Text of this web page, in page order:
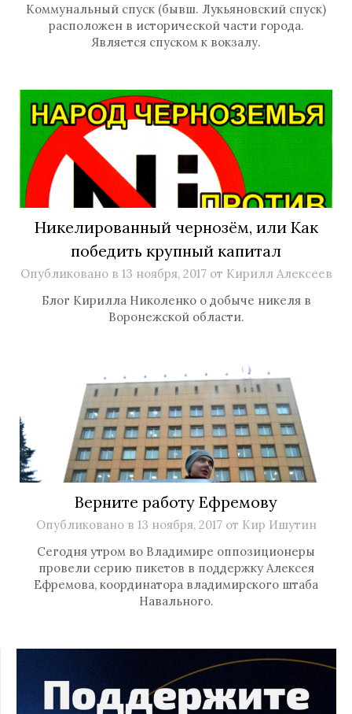
Коммунальный спуск (бывш. Лукьяновский спуск)
расположен в исторической части города.
Является спуском к вокзалу.
Никелированный чернозём, или Как
победить крупный капитал
Опубликовано в 13 ноября, 2017от Кирилл Алексеев
Блог Кирилла Николенко о добыче никеля в
Воронежской области.
Верните работу Ефремову
Опубликовано в 13 ноября, 2017от Кир Ишутин
Сегодня утром во Владимире оппозиционеры
провели серию пикетов в поддержку Алексея
Ефремова, координатора владимирского штаба
Навального.